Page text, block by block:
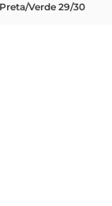
Verde 29/30
lavar